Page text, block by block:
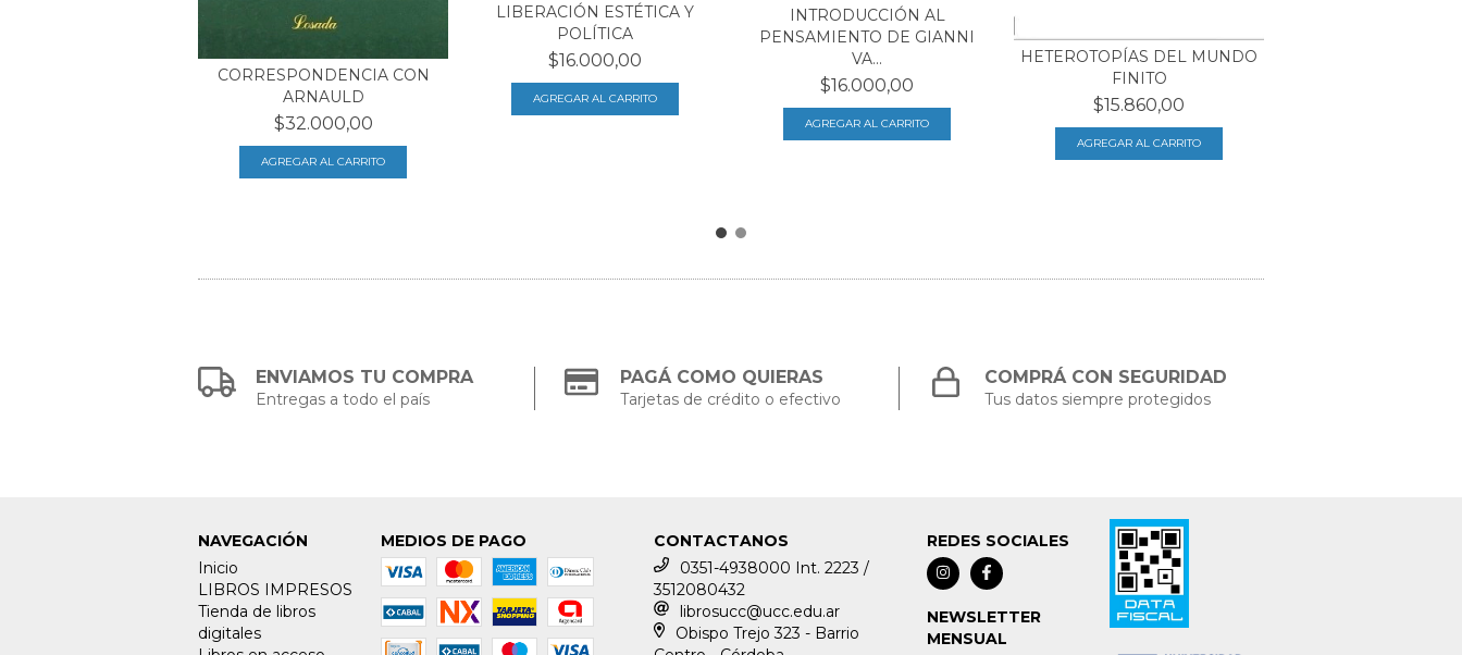
CORRESPONDENCIA CON
ARNAULD
$32.000,00
LIBERACIÓN ESTÉTICA Y
POLÍTICA
$16.000,00
INTRODUCCIÓN AL
PENSAMIENTO DE GIANNI
VA...
$16.000,00
HETEROTOPÍAS DEL MUNDO
FINITO
$15.860,00
ENVIAMOS TU COMPRA
Entregas a todo el país
PAGÁ COMO QUIERAS
Tarjetas de crédito o efectivo
COMPRÁ CON SEGURIDAD
Tus datos siempre protegidos
NAVEGACIÓN
Inicio
LIBROS IMPRESOS
Tienda de libros
digitales
MEDIOS DE PAGO
CONTACTANOS
0351-4938000 Int. 2223 /
3512080432
librosucc@ucc.edu.ar
Obispo Trejo 323 - Barrio
REDES SOCIALES
NEWSLETTER
MENSUAL